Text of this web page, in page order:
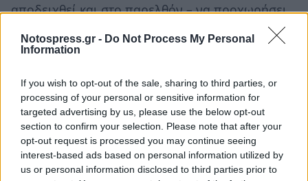
Notospress.gr - Do Not Process My Personal
Information
If you wish to opt-out of the sale, sharing to third parties, or
processing of your personal or sensitive information for
targeted advertising by us, please use the below opt-out
section to confirm your selection. Please note that after your
opt-out request is processed you may continue seeing
interest-based ads based on personal information utilized by
us or personal information disclosed to third parties prior to
αποδειχθεί και στο παρελθόν – να προχωρήσει
αρνητικές γνωμοδοτήσεις.
Γι’ αυτό, όπως τονίζει ο Μ. Μάκαρης, απαιτείται
διαρκής επαγρύπνηση και ενεργοποίηση της
κοινωνίας των πολιτών.«Η καθολική αντίθεση δεν
αρκεί να εκφραστεί θεσμικά· πρέπει να διατηρηθεί
ζωντανή και μαχητική, για να μην επιτραπεί η
αλλοίωση του περιβάλλοντος, της πολιτιστικής